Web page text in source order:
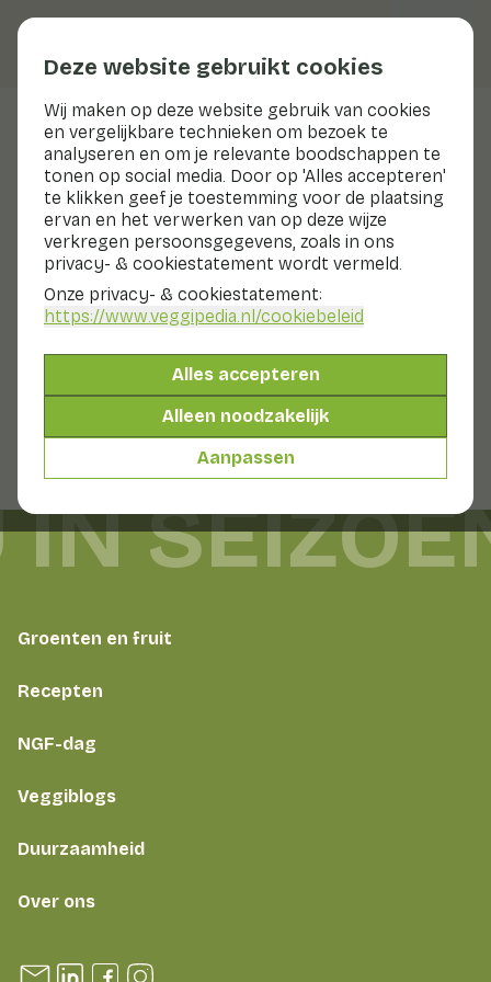
Deze website gebruikt cookies
Wij maken op deze website gebruik van cookies
en vergelijkbare technieken om bezoek te
analyseren en om je relevante boodschappen te
tonen op social media. Door op 'Alles accepteren'
te klikken geef je toestemming voor de plaatsing
ervan en het verwerken van op deze wijze
verkregen persoonsgegevens, zoals in ons
privacy- & cookiestatement wordt vermeld.
Onze privacy- & cookiestatement:
https://www.veggipedia.nl/cookiebeleid
Alles accepteren
Alleen noodzakelijk
Aanpassen
Vene Cress
Bereiden & bewaren
BereidenBewaren
Knip af wat je nodig hebt en zet het plantje dan weer
terug in de koeling.
Vene Cress schoonmaken
Was de cress vlak voor gebruik.
Groenten en fruit
Recepten
NGF-dag
Veggiblogs
Duurzaamheid
Over ons